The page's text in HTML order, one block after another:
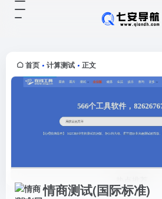
首页 • 计算测试 • 正文
情商测试(国际标准)
的情绪，意志，行为，性格等方面组
成，通常智商高的人不一定能在事业
上获得成功，而情商高的人通常都...